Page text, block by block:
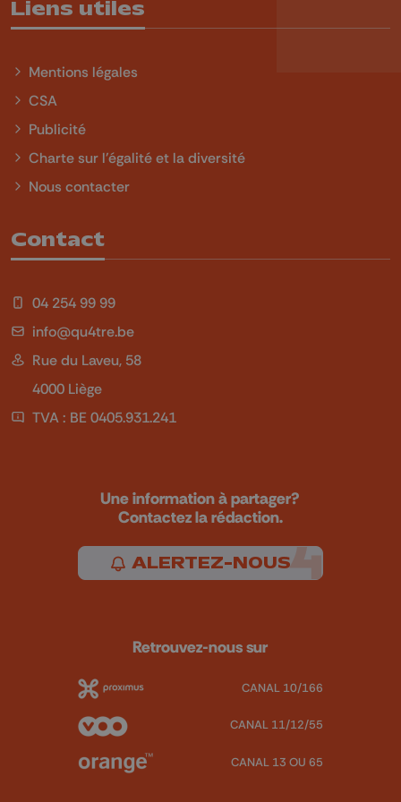
Liens utiles
Mentions légales
CSA
Publicité
Charte sur l'égalité et la diversité
Nous contacter
Contact
04 254 99 99
info@qu4tre.be
Rue du Laveu, 58
4000 Liège
TVA : BE 0405.931.241
Une information à partager?
Contactez la rédaction.
ALERTEZ-NOUS
Retrouvez-nous sur
CANAL 10/166
CANAL 11/12/55
CANAL 13 OU 65